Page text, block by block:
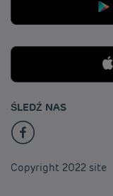
ŚLEDŹ NAS
Copyright 2022 site